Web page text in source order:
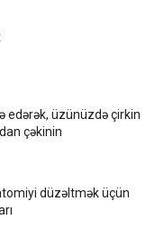
edərək, üzünüzdə çirkin
çəkinin
düzəltmək üçün